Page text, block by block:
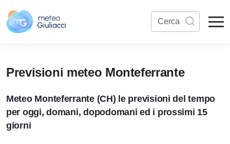
Previsioni meteo Monteferrante
Meteo Monteferrante (CH) le previsioni del tempo
per oggi, domani, dopodomani ed i prossimi 15
giorni